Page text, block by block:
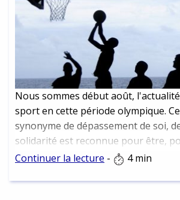
Nous sommes début août,
sport en cette période olympique.
synonyme de dépassement de soi,
solidarité est reconnue pour être,
amateurs lambdas bénéfiques pour
bénéfices sont encore plus
Continuer la lecture - 4 min